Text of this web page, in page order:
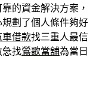
的資金解決方案，
規劃了個人條件夠好
車借款找三重人最信
急找鶯歌當舖為當日